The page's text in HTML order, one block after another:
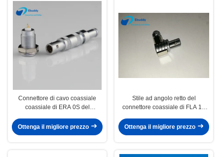
Connettore di cavo coassiale
coassiale di ERA 0S del
Ottenga il migliore prezzo
Stile ad angolo retto del
connettore coassiale di FLA 1S
Ottenga il migliore prezzo